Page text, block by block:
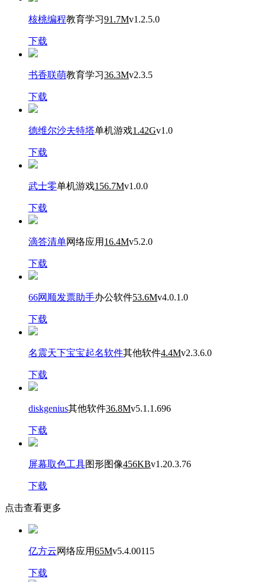
核桃编程教育学习91.7Mv1.2.5.0
下载
书香联萌教育学习36.3Mv2.3.5
下载
德维尔沙夫特塔单机游戏1.42Gv1.0
下载
武士零单机游戏156.7Mv1.0.0
下载
滴答清单网络应用 16.4Mv5.2.0
下载
66网顺发票助手办公软件53.6Mv4.0.1.0
下载
名震天下宝宝起名软件其他软件4.4Mv2.3.6.0
下载
diskgenius其他软件36.8Mv5.1.1.696
下载
屏幕取色工具图形图像456KBv1.20.3.76
下载
点击查看更多
亿方云网络应用65Mv5.4.00115
下载